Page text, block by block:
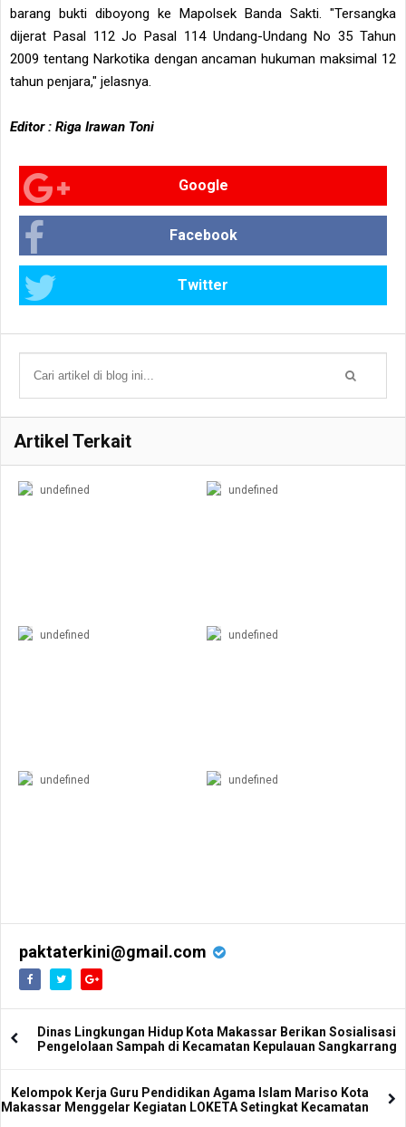
barang bukti diboyong ke Mapolsek Banda Sakti. "Tersangka
dijerat Pasal 112 Jo Pasal 114 Undang-Undang No 35 Tahun
2009 tentang Narkotika dengan ancaman hukuman maksimal 12
tahun penjara," jelasnya.
Editor : Riga Irawan Toni
Google
Facebook
Twitter
Artikel Terkait
undefined undefined
undefined undefined
undefined undefined
paktaterkini@gmail.com
Dinas Lingkungan Hidup Kota Makassar Berikan Sosialisasi
Pengelolaan Sampah di Kecamatan Kepulauan Sangkarrang
Kelompok Kerja Guru Pendidikan Agama Islam Mariso Kota
Makassar Menggelar Kegiatan LOKETA Setingkat Kecamatan